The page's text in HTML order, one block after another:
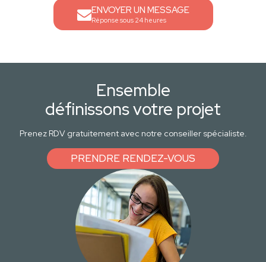
ENVOYER UN MESSAGE
Réponse sous 24 heures
Ensemble
définissons votre projet
Prenez RDV gratuitement avec notre conseiller spécialiste.
PRENDRE RENDEZ-VOUS